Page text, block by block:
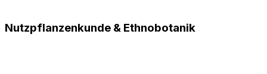
Nutzpflanzenkunde & Ethnobotanik